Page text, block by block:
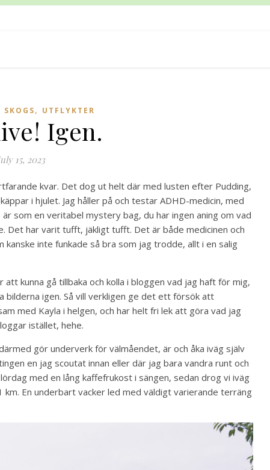
, UTFLYKTER
Igen.
15, 2023
kvar. Det dog ut helt där med lusten efter Pudding,
i hjulet. Jag håller på och testar ADHD-medicin, med
som en veritabel mystery bag, du har ingen aning om vad
Det har varit tufft, jäkligt tufft. Det är både medicinen och
inte funkade så bra som jag trodde, allt i en salig
kunna gå tillbaka och kolla i bloggen vad jag haft för mig,
bilderna igen. Så vill verkligen ge det ett försök att
med Kayla i helgen, och har helt fri lek att göra vad jag
istället, hehe.
gör underverk för välmåendet, är och åka iväg själv
en jag scoutat innan eller där jag bara vandra runt och
med en lång kaffefrukost i sängen, sedan drog vi iväg
km. En underbart vacker led med väldigt varierande terräng